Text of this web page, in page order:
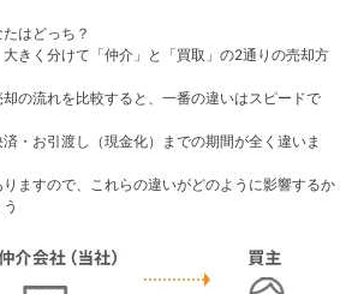
はどっち？
きく分けて「仲介」と「買取」の2通りの売却方
却の流れを比較すると、一番の違いはスピードで
・お引渡し（現金化）までの期間が全く違いま
ますので、これらの違いがどのように影響するか